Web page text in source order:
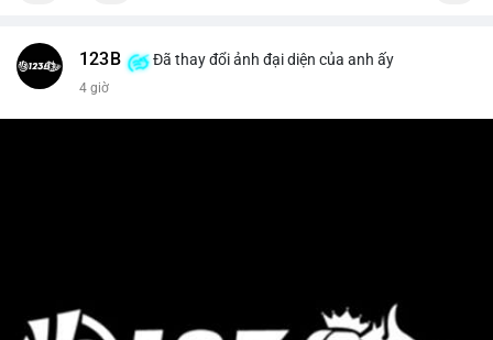
123B Đã thay đổi ảnh đại diện của anh ấy
4 giờ